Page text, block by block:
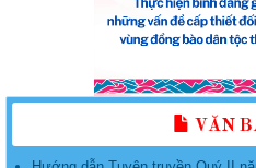
VĂN
nữ giai đoạn 2017 - 2027” năm
PHỤ LỤC một số nhiệm vụ trọng
khởi nghiệp giai đoạn 2026 -
Kế hoạch thực hiện Đề án “Hỗ trợ
– 2035” trên địa bàn tỉnh Khánh
Hướng dẫn Tuyên truyền Quý II
Hướng dẫn Tuyên truyền Quý II